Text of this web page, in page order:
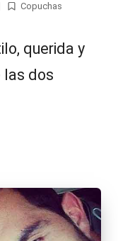
Publicada
Copuchas
querida y
las dos